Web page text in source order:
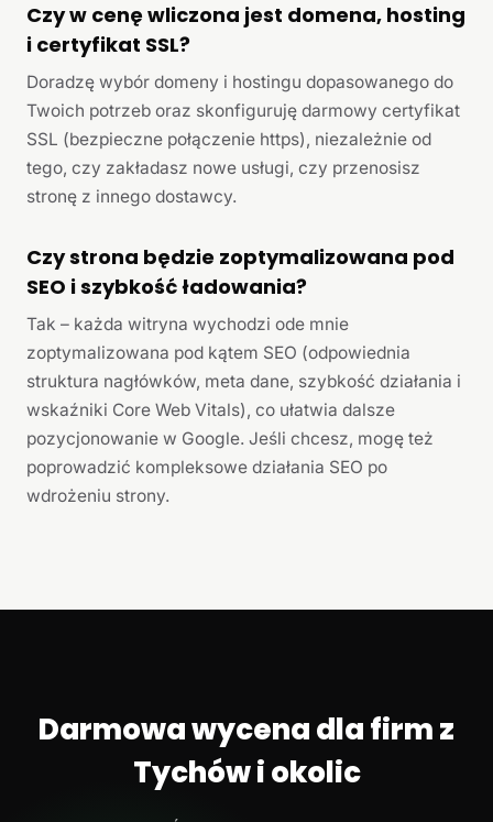
Czy w cenę wliczona jest domena, hosting
i certyfikat SSL?
Doradzę wybór domeny i hostingu dopasowanego do
Twoich potrzeb oraz skonfiguruję darmowy certyfikat
SSL (bezpieczne połączenie https), niezależnie od
tego, czy zakładasz nowe usługi, czy przenosisz
stronę z innego dostawcy.
Czy strona będzie zoptymalizowana pod
SEO i szybkość ładowania?
Tak – każda witryna wychodzi ode mnie
zoptymalizowana pod kątem SEO (odpowiednia
struktura nagłówków, meta dane, szybkość działania i
wskaźniki Core Web Vitals), co ułatwia dalsze
pozycjonowanie w Google. Jeśli chcesz, mogę też
poprowadzić kompleksowe działania SEO po
wdrożeniu strony.
Darmowa wycena dla firm z
Tychów i okolic